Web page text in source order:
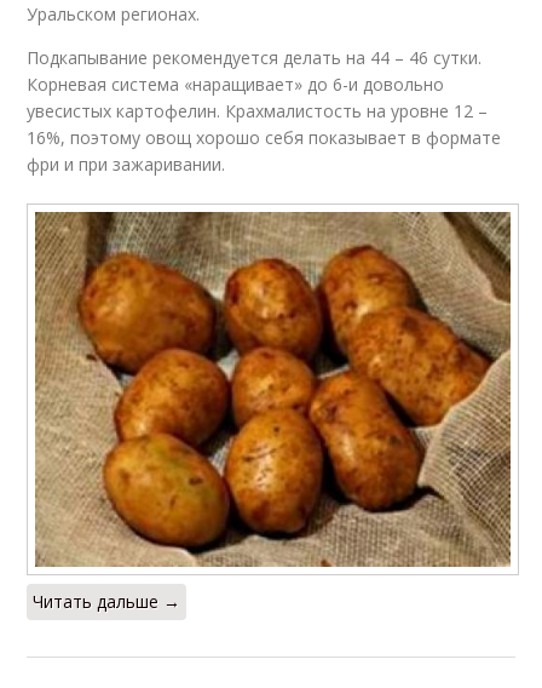
Уральском регионах.
Подкапывание рекомендуется делать на 44 – 46 сутки.
Корневая система «наращивает» до 6-и довольно
увесистых картофелин. Крахмалистость на уровне 12 –
16%, поэтому овощ хорошо себя показывает в формате
фри и при зажаривании.
Читать дальше →